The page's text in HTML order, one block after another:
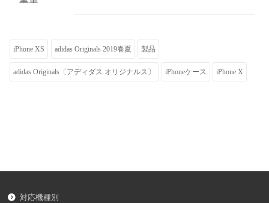
iPhone XS adidas Originals 2019春夏 製品
adidas Originals〔アディダス オリジナルス〕 iPhoneケース iPhone X
対応機種別